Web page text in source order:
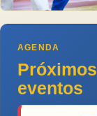
AGENDA
Próximos
eventos